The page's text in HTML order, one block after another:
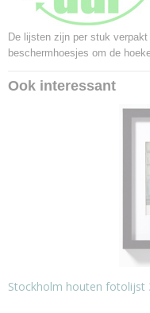
De lijsten zijn per stuk
beschermhoesjes om de
Ook interessant
Stockholm houten fotolijst